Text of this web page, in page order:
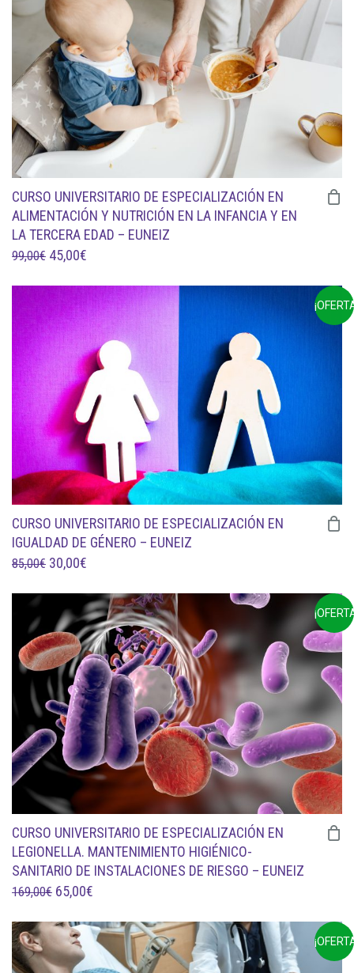
85,00€.
30,00€.
CURSO UNIVERSITARIO DE ESPECIALIZACIÓN EN
ALIMENTACIÓN Y NUTRICIÓN EN LA INFANCIA Y EN
LA TERCERA EDAD – EUNEIZ
99,00€ EL
ORIGINAL
ERA:
99,00€.
45,00€
ACTUAL
ES:
45,00€.
CURSO UNIVERSITARIO DE ESPECIALIZACIÓN EN
IGUALDAD DE GÉNERO – EUNEIZ
85,00€ EL
ORIGINAL
ERA:
85,00€.
30,00€
ACTUAL
ES:
30,00€.
CURSO UNIVERSITARIO DE ESPECIALIZACIÓN EN
LEGIONELLA. MANTENIMIENTO HIGIÉNICO-
SANITARIO DE INSTALACIONES DE RIESGO – EUNEIZ
169,00€ EL
ORIGINAL
ERA:
65,00€
ACTUAL
ES: